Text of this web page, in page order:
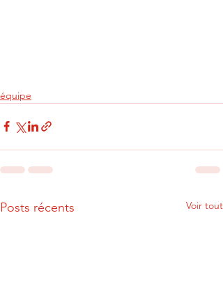
équipe
Posts récents Voir tout